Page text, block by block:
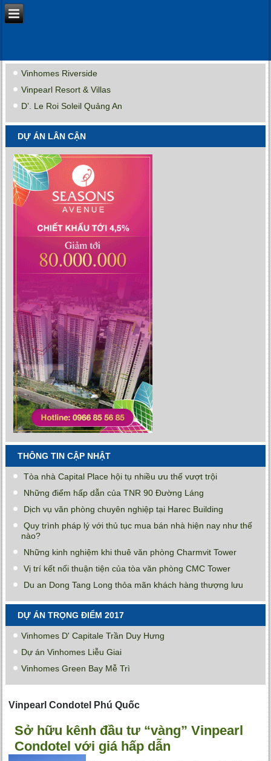
Vinhomes Riverside
Vinpearl Resort & Villas
D’. Le Roi Soleil Quảng An
DỰ ÁN LÂN CẬN
THÔNG TIN CẬP NHẬT
Tòa nhà Capital Place hội tụ nhiều ưu thế vượt trội
Những điểm hấp dẫn của TNR 90 Đường Láng
Dịch vụ văn phòng chuyên nghiệp tại Harec Building
Quy trình pháp lý với thủ tục mua bán nhà hiện nay như thế
nào?
Những kinh nghiệm khi thuê văn phòng Charmvit Tower
Vị trí kết nối thuận tiện của tòa văn phòng CMC Tower
Du an Dong Tang Long thỏa mãn khách hàng thượng lưu
DỰ ÁN TRỌNG ĐIỂM 2017
Vinhomes D' Capitale Trần Duy Hưng
Dự án Vinhomes Liễu Giai
Vinhomes Green Bay Mễ Trì
Vinpearl Condotel Phú Quốc
Sở hữu kênh đầu tư “vàng” Vinpearl
Condotel với giá hấp dẫn